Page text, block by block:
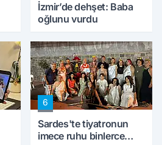
İzmir’de dehşet: Baba
oğlunu vurdu
6
Sardes'te tiyatronun
imece ruhu binlerce